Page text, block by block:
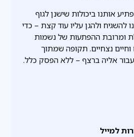
למייל
אותנו ביכולות שישנן לגוף
להשגיח ולהגן עליו עוד קצת – כדי
ומרובת ההפתעות של נשמות
וחיים נצחיים. תקופה שמתוך
אליה ברצף – ללא הפסק כלל.